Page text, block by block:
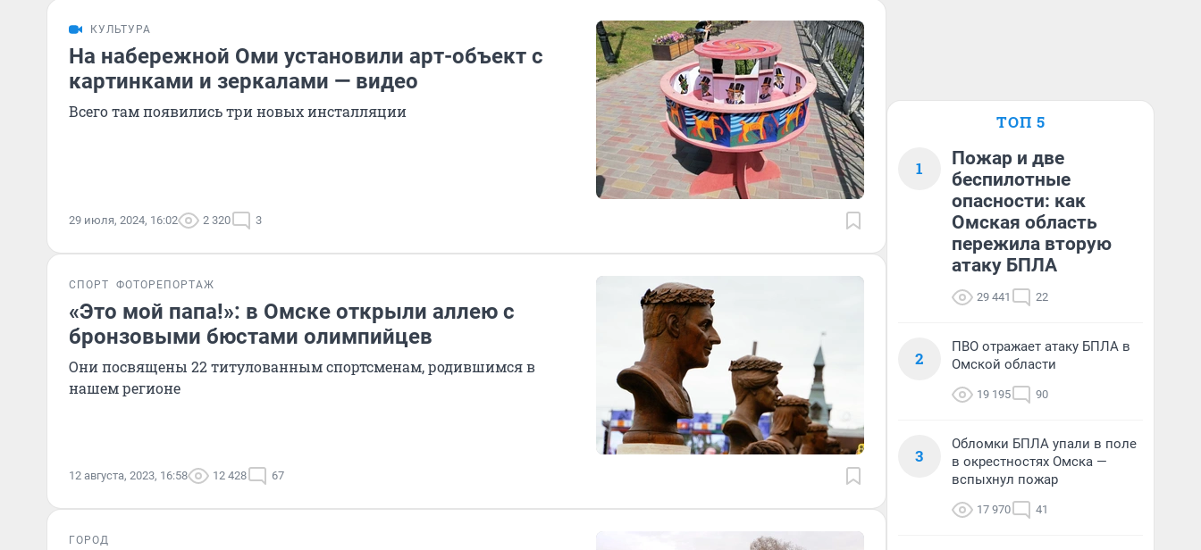
КУЛЬТУРА
На набережной Оми установили арт-объект с
картинками и зеркалами — видео
Всего там появились три новых инсталляции
29 июля, 2024, 16:02 2 320 3
СПОРТ ФОТОРЕПОРТАЖ
«Это мой папа!»: в Омске открыли аллею с
бронзовыми бюстами олимпийцев
Они посвящены 22 титулованным спортсменам, родившимся в
нашем регионе
12 августа, 2023, 16:58 12 428 67
ГОРОД
ТОП 5
1
Пожар и две
беспилотные
опасности: как
Омская область
пережила вторую
атаку БПЛА
29 441 22
2
ПВО отражает атаку БПЛА в
Омской области
19 195 90
3
Обломки БПЛА упали в поле
в окрестностях Омска —
вспыхнул пожар
17 970 41